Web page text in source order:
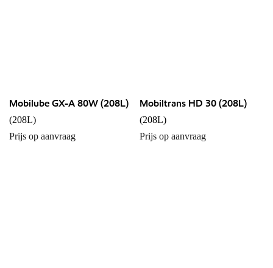
Mobilube GX-A 80W (208L)
(208L)
Prijs op aanvraag
Mobiltrans HD 30 (208L)
(208L)
Prijs op aanvraag